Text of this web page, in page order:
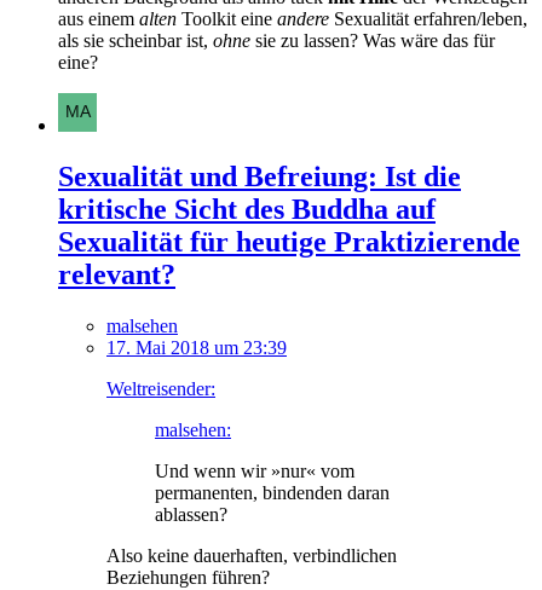
aus einem alten Toolkit eine andere Sexualität erfahren/leben,
als sie scheinbar ist, ohne sie zu lassen? Was wäre das für
eine?
Sexualität und Befreiung: Ist die
kritische Sicht des Buddha auf
Sexualität für heutige Praktizierende
relevant?
malsehen
17. Mai 2018 um 23:39
Weltreisender:
malsehen:
Und wenn wir »nur« vom
permanenten, bindenden daran
ablassen?
Also keine dauerhaften, verbindlichen
Beziehungen führen?